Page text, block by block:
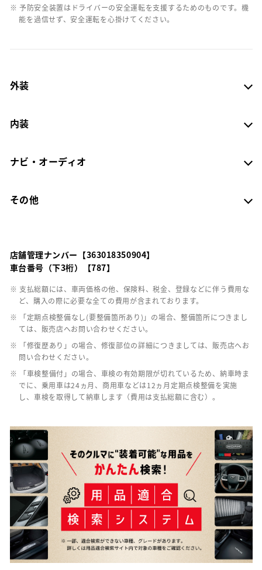
※ 予防安全装置はドライバーの安全運転を支援するためのものです。機
能を過信せず、安全運転を心掛けてください。
外装
内装
ナビ・オーディオ
その他
店舗管理ナンバー【363018350904】
車台番号（下3桁）【787】
※ 支払総額には、車両価格の他、保険料、税金、登録などに伴う費用な
ど、購入の際に必要な全ての費用が含まれております。
※ 「定期点検整備なし(要整備箇所あり)」の場合、整備箇所につきまし
ては、販売店へお問い合わせください。
※ 「修復歴あり」の場合、修復部位の詳細につきましては、販売店へお
問い合わせください。
※ 「車検整備付」の場合、車検の有効期限が切れているため、納車時ま
でに、乗用車は24ヵ月、商用車などは12ヵ月定期点検整備を実施
し、車検を取得して納車します（費用は支払総額に含む）。